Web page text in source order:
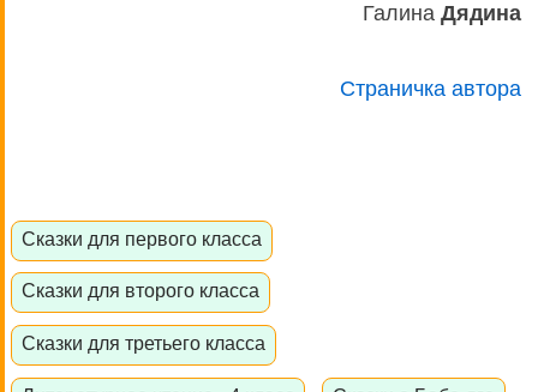
Галина Дядина
Страничка автора
Сказки для первого класса
Сказки для второго класса
Сказки для третьего класса